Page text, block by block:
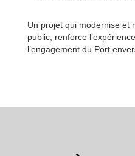
Un projet qui modernise et
public, renforce
l’engagement du Port